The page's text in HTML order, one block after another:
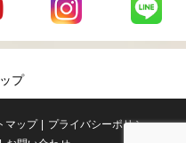
LaniLani
LaniLani
プ
マップ
プライバシーポリシー